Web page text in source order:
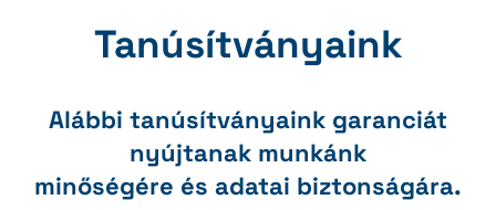
Tanúsítványaink
Alábbi tanúsítványaink garanciát
nyújtanak munkánk
minőségére és adatai biztonságára.